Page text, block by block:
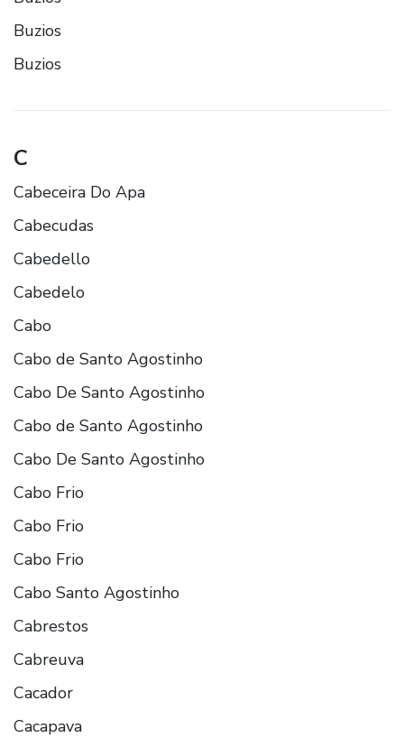
Buzios
Buzios
C
Cabeceira Do Apa
Cabecudas
Cabedello
Cabedelo
Cabo
Cabo de Santo Agostinho
Cabo De Santo Agostinho
Cabo de Santo Agostinho
Cabo De Santo Agostinho
Cabo Frio
Cabo Frio
Cabo Frio
Cabo Santo Agostinho
Cabrestos
Cabreuva
Cacador
Cacapava